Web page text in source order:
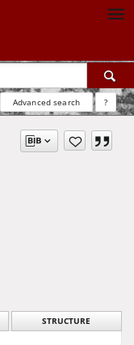
Advanced search ?
STRUCTURE